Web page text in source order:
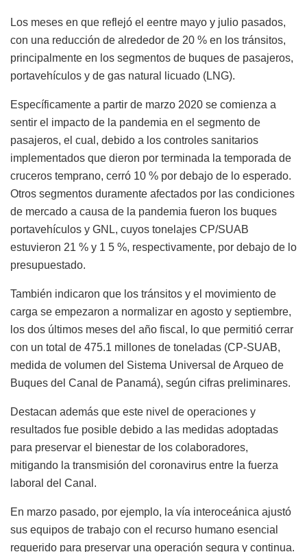
Los meses en que reflejó el eentre mayo y julio pasados,
con una reducción de alrededor de 20 % en los tránsitos,
principalmente en los segmentos de buques de pasajeros,
portavehículos y de gas natural licuado (LNG).
Específicamente a partir de marzo 2020 se comienza a
sentir el impacto de la pandemia en el segmento de
pasajeros, el cual, debido a los controles sanitarios
implementados que dieron por terminada la temporada de
cruceros temprano, cerró 10 % por debajo de lo esperado.
Otros segmentos duramente afectados por las condiciones
de mercado a causa de la pandemia fueron los buques
portavehículos y GNL, cuyos tonelajes CP/SUAB
estuvieron 21 % y 1 5 %, respectivamente, por debajo de lo
presupuestado.
También indicaron que los tránsitos y el movimiento de
carga se empezaron a normalizar en agosto y septiembre,
los dos últimos meses del año fiscal, lo que permitió cerrar
con un total de 475.1 millones de toneladas (CP-SUAB,
medida de volumen del Sistema Universal de Arqueo de
Buques del Canal de Panamá), según cifras preliminares.
Destacan además que este nivel de operaciones y
resultados fue posible debido a las medidas adoptadas
para preservar el bienestar de los colaboradores,
mitigando la transmisión del coronavirus entre la fuerza
laboral del Canal.
En marzo pasado, por ejemplo, la vía interoceánica ajustó
sus equipos de trabajo con el recurso humano esencial
requerido para preservar una operación segura y continua.